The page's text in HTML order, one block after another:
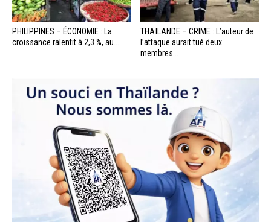
PHILIPPINES – ÉCONOMIE : La
croissance ralentit à 2,3 %, au...
THAÏLANDE – CRIME : L’auteur de
l’attaque aurait tué deux
membres...